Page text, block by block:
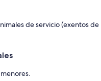
de servicio (exentos de